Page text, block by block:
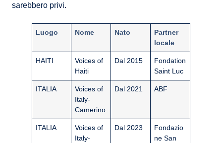
sarebbero privi.
Luogo Nome Nato
Partner
locale
HAITI
Voices of
Haiti
Dal 2015
Fondation
Saint Luc
ITALIA
Voices of
Italy-
Camerino
Dal 2021 ABF
ITALIA
Voices of
Italy-
Dal 2023
Fondazio
ne San